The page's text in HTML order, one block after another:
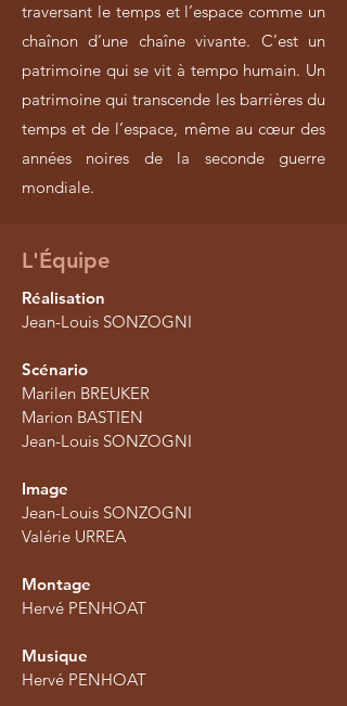
traversant le temps et l’espace comme un
chaînon d’une chaîne vivante. C’est un
patrimoine qui se vit à tempo humain. Un
patrimoine qui transcende les barrières du
temps et de l’espace, même au cœur des
années noires de la seconde guerre
mondiale.
L'Équipe
Réalisation
Jean-Louis SONZOGNI
Scénario
Marilen BREUKER
Marion BASTIEN
Jean-Louis SONZOGNI
Image
Jean-Louis SONZOGNI
Valérie URREA
Montage
Hervé PENHOAT
Musique
Hervé PENHOAT